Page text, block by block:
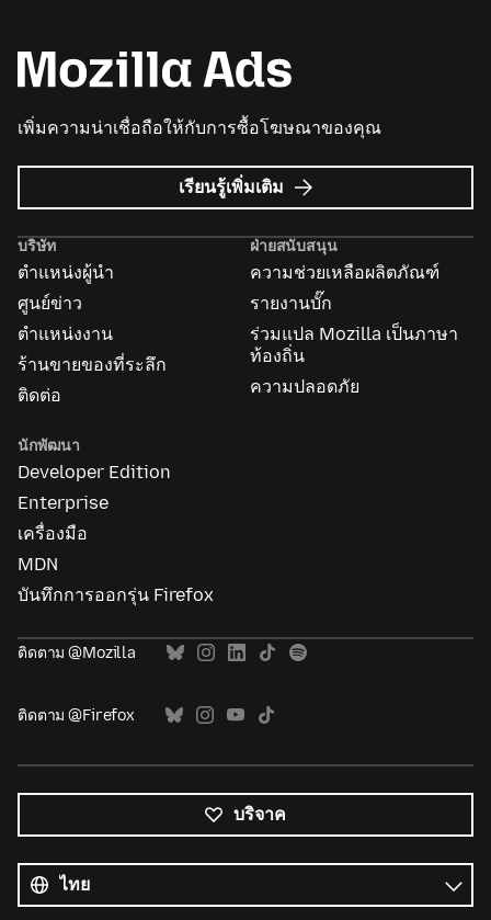
เพิ่มความน่าเชื่อถือให้กับการซื้อโฆษณาของคุณ
เรียนรู้เพิ่มเติม เกี่ยว
กับ
Ads
บริษัท
ตำแหน่งผู้นำ
ศูนย์ข่าว
ตำแหน่งงาน
ร้านขายของที่ระลึก
ติดต่อ
ฝ่ายสนับสนุน
ความช่วยเหลือผลิตภัณฑ์
รายงานบั๊ก
ร่วมแปล Mozilla เป็นภาษา
ท้องถิ่น
ความปลอดภัย
นักพัฒนา
Developer Edition
Enterprise
เครื่องมือ
MDN
บันทึกการออกรุ่น Firefox
ติดตาม @Mozilla
ติดตาม @Firefox
บริจาค
ทั้งหมด
ภาษา